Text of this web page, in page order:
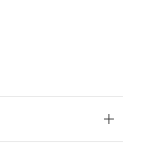
ドするこ